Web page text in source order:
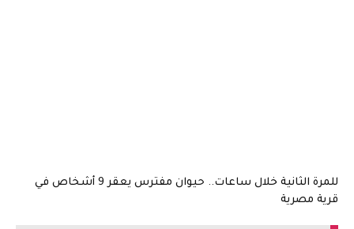
للمرة الثانية خلال ساعات.. حيوان مفترس يعقر 9 أشخاص في
قرية مصرية